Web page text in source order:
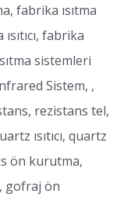
fabrika ısıtma
fabrika
sistemleri
Sistem, ,
rezistans tel,
ısıtıcı, quartz
ön kurutma,
gofraj ön